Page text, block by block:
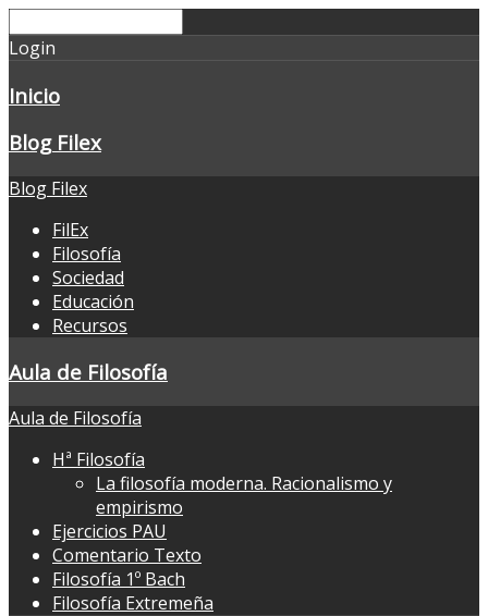
Login
Inicio
Blog Filex
Blog Filex
FilEx
Filosofía
Sociedad
Educación
Recursos
Aula de Filosofía
Aula de Filosofía
Hª Filosofía
La filosofía moderna. Racionalismo y
empirismo
Ejercicios PAU
Comentario Texto
Filosofía 1º Bach
Filosofía Extremeña